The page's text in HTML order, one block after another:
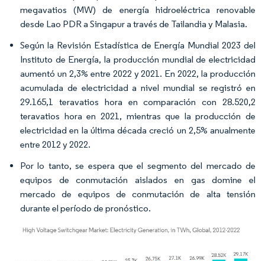
megavatios (MW) de energía hidroeléctrica renovable
desde Lao PDR a Singapur a través de Tailandia y Malasia.
Según la Revisión Estadística de Energía Mundial 2023 del
Instituto de Energía, la producción mundial de electricidad
aumentó un 2,3% entre 2022 y 2021. En 2022, la producción
acumulada de electricidad a nivel mundial se registró en
29.165,1 teravatios hora en comparación con 28.520,2
teravatios hora en 2021, mientras que la producción de
electricidad en la última década creció un 2,5% anualmente
entre 2012 y 2022.
Por lo tanto, se espera que el segmento del mercado de
equipos de conmutación aislados en gas domine el
mercado de equipos de conmutación de alta tensión
durante el período de pronóstico.